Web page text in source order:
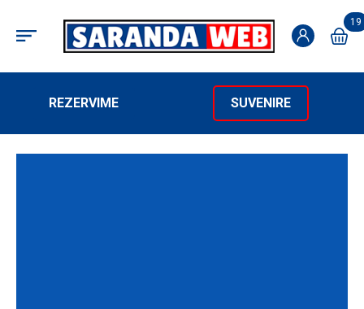
19
REZERVIME SUVENIRE